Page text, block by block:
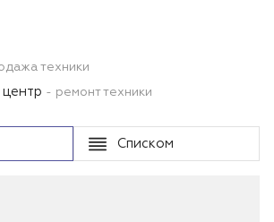
техники
- ремонт техники
Списком